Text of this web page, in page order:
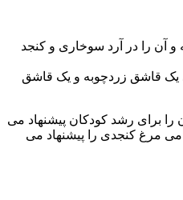
و آن را در آرد سوخاری و کنجد
یک قاشق زردچوبه و یک قاشق
را برای رشد کودکان پیشنهاد می
مرغ کنجدی را پیشنهاد می